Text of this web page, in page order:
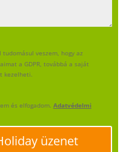
veszem, hogy az
a GDPR, továbbá a saját
kezelheti.
és elfogadom. Adatvédelmi
üzenet